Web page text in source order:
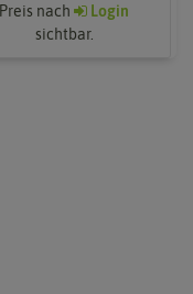
Preis nach
Login
sichtbar.